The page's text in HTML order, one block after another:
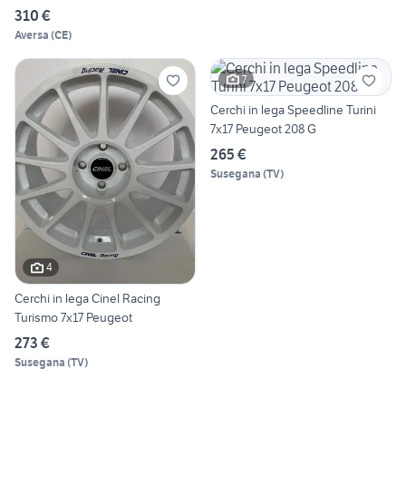
967
310 €
Aversa (CE)
4
Cerchi in lega Cinel Racing
Turismo 7x17 Peugeot
273 €
Susegana (TV)
7
Cerchi in lega Speedline Turini
7x17 Peugeot 208 G
265 €
Susegana (TV)